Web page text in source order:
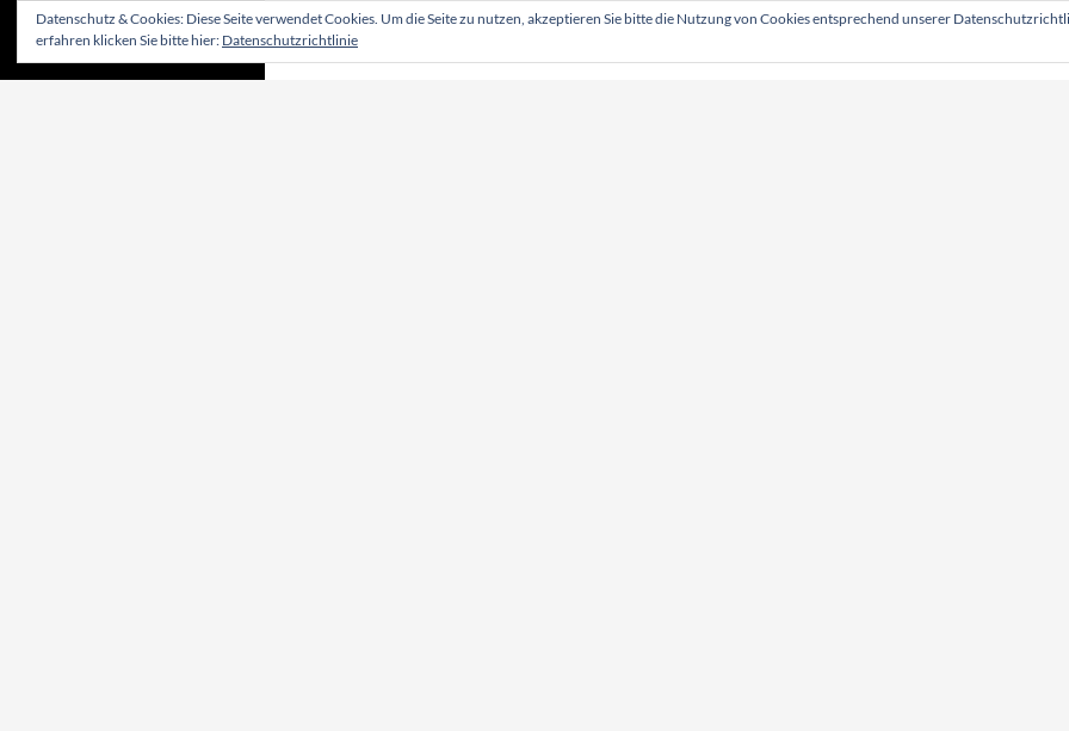
Datenschutz & Cookies: Diese Seite verwendet Cookies. Um die Seite zu nutzen, akzeptieren Sie bitte die Nutzung von Cookies entsprechend unserer
erfahren klicken Sie bitte hier: Datenschutzrichtlinie